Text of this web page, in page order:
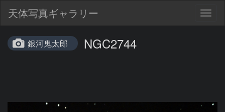
天体写真ギャラリー
銀河鬼太郎 NGC2744